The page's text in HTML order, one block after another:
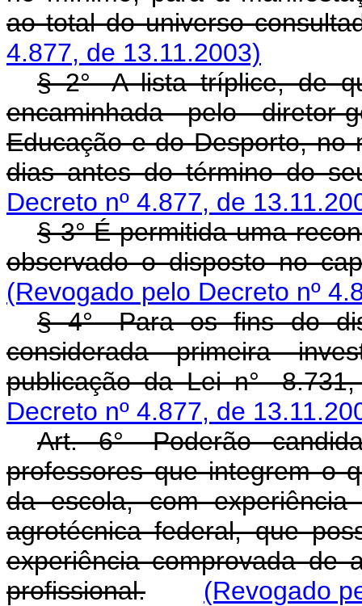
ao total do universo
4.877, de 13.11.2003)
§ 2°- A lista tríplice, de
encaminhada pelo
Educação e do Desporto, no
dias antes do término do
Decreto nº 4.877, de
§ 3° É permitida uma
observado o disposto no
(Revogado pelo Decreto nº
§ 4°- Para os fins do
considerada primeira
publicação da Lei n°-
Decreto nº 4.877, de
Art. 6°- Poderão
professores que integrem o
da escola, com
agrotécnica federal, que
experiência comprovada de
profissional.
(Revogado